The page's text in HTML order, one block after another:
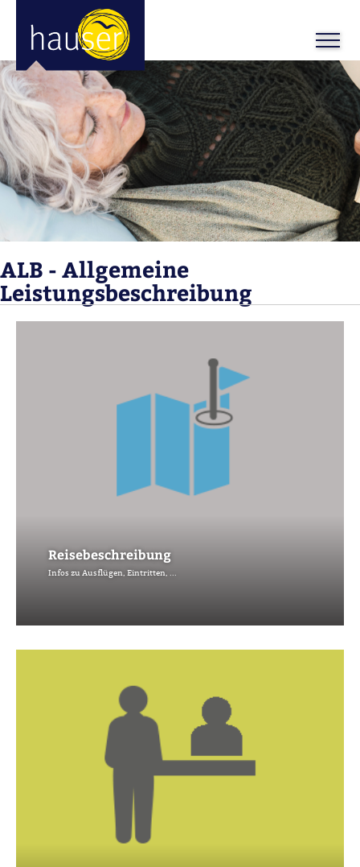
ALB - Allgemeine
Leistungsbeschreibung
Reisebeschreibung
Infos zu Ausflügen, Eintritten, ...